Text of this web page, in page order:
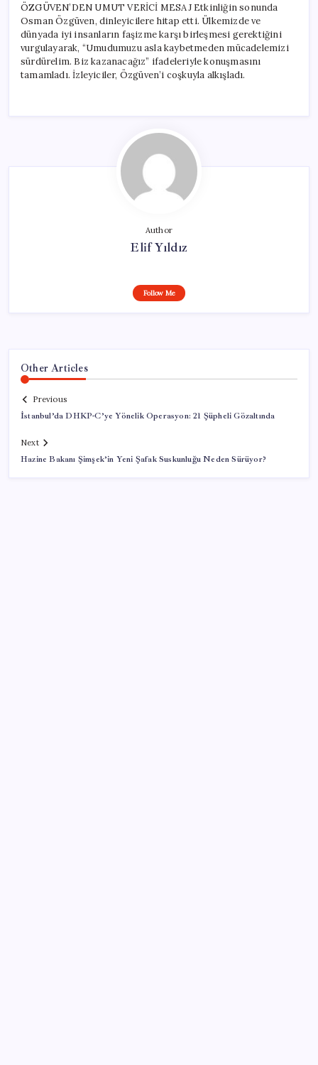
ÖZGÜVEN’DEN UMUT VERİCİ MESAJ Etkinliğin sonunda
Osman Özgüven, dinleyicilere hitap etti. Ülkemizde ve
dünyada iyi insanların faşizme karşı birleşmesi gerektiğini
vurgulayarak, “Umudumuzu asla kaybetmeden mücadelemizi
sürdürelim. Biz kazanacağız” ifadeleriyle konuşmasını
tamamladı. İzleyiciler, Özgüven’i coşkuyla alkışladı.
Author
Elif Yıldız
Follow Me
Other Articles
Previous
İstanbul’da DHKP-C’ye Yönelik Operasyon: 21 Şüpheli Gözaltında
Next
Hazine Bakanı Şimşek’in Yeni Şafak Suskunluğu Neden Sürüyor?